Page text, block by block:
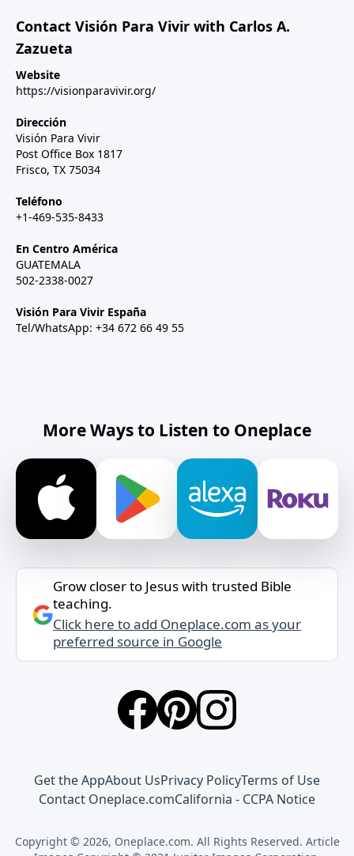
Contact Visión Para Vivir with Carlos A.
Zazueta
Website
https://visionparavivir.org/
Dirección
Visión Para Vivir
Post Office Box 1817
Frisco, TX 75034
Teléfono
+1-469-535-8433
En Centro América
GUATEMALA
502-2338-0027
Visión Para Vivir España
Tel/WhatsApp: +34 672 66 49 55
More Ways to Listen to Oneplace
Grow closer to Jesus with trusted Bible
teaching.
Click here to add Oneplace.com as your
preferred source in Google
Get the AppAbout UsPrivacy PolicyTerms of Use
Contact Oneplace.comCalifornia - CCPA Notice
Copyright © 2026, Oneplace.com. All Rights Reserved. Article